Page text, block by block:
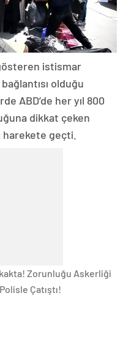
istismar
olduğu
ABD’de her yıl 800
dikkat çeken
harekete geçti.
Zorunluğu Askerliği
Çatıştı!